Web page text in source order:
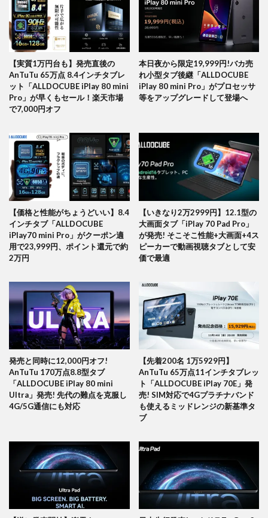
【実質1万円台も】発売直後の
AnTuTu 65万点 8.4インチタブレ
ット「ALLDOCUBE iPlay 80 mini
Pro」が早くもセール！楽天市場
で7,000円オフ
本日夜から限定19,999円!バカ売
れ小型タブ後継「ALLDOCUBE
iPlay 80 mini Pro」がプロセッサ
等をアップグレードして登場へ
【価格と性能がちょうどいい】8.4
インチタブ「ALLDOCUBE
iPlay70 mini Pro」がクーポン適
用で23,999円、ポイント還元で約
2万円
【いきなり2万2999円】12.1型の
大画面タブ「iPlay 70 Pad Pro」
が発売! そこそこ性能+大画面+4ス
ピーカーで動画視聴タブとして安
価で最適
発売と同時に12,000円オフ!
AnTuTu 170万点8.8型タブ
「ALLDOCUBE iPlay 80 mini
Ultra」発売! 先代の難点を克服し
4G/5G通信にも対応
【先着200名 1万5929円】
AnTuTu 65万点11インチタブレッ
ト「ALLDOCUBE iPlay 70E」発
売! SIM対応で4Gプラチナバンド
も使えるミッドレンジの新基準タ
ブ